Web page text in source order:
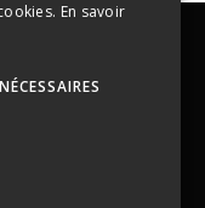
de commerce,
Immopro est le
En savoir